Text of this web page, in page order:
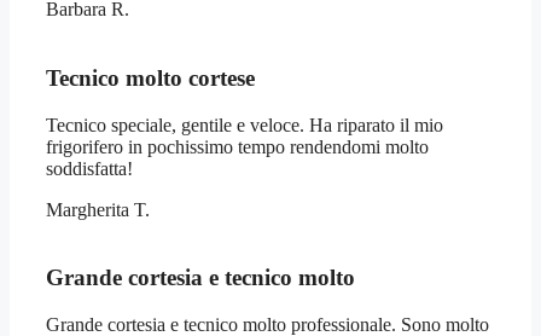
Barbara R.
Tecnico molto cortese
Tecnico speciale, gentile e veloce. Ha riparato il mio
frigorifero in pochissimo tempo rendendomi molto
soddisfatta!
Margherita T.
Grande cortesia e tecnico molto
Grande cortesia e tecnico molto professionale. Sono molto